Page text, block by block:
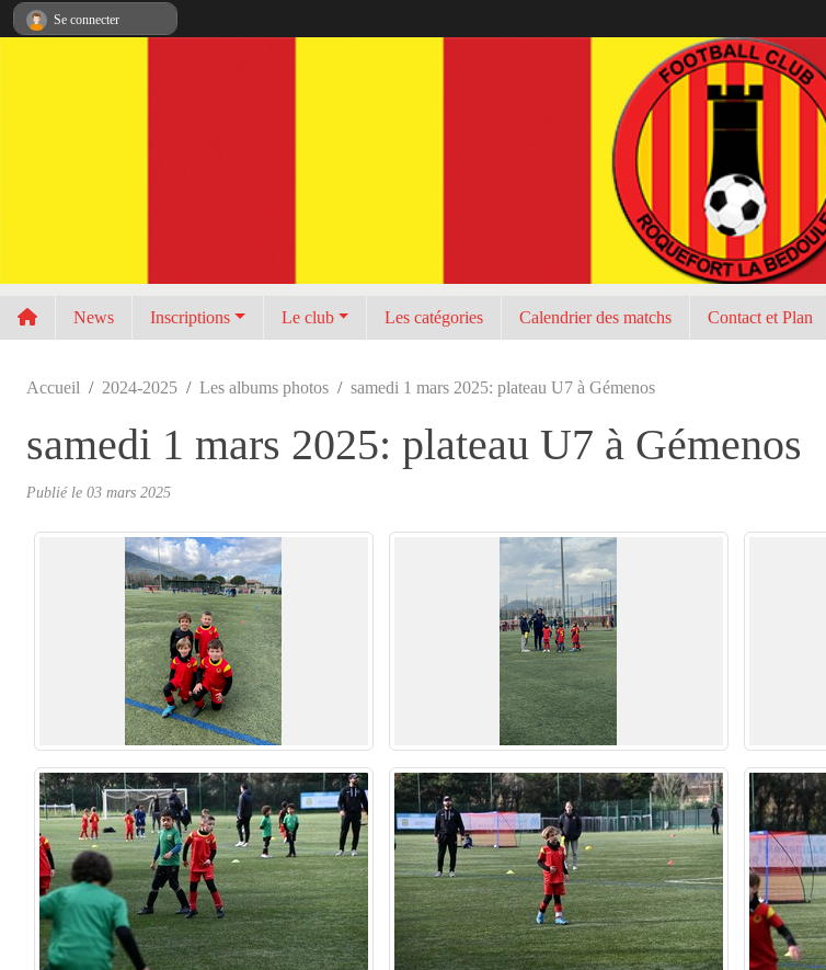
News Inscriptions Le club Les catégories Calendrier des matchs Contact et Plan
Accueil 2024-2025 Les albums photos samedi 1 mars 2025: plateau U7 à Gémenos
samedi 1 mars 2025: plateau U7 à Gémenos
Publié le 03 mars 2025
Se connecter
Panneau de gestion des cookies